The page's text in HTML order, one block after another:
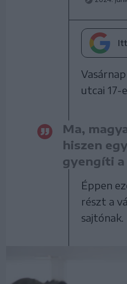
utcai 17-
Ma,
hiszen
gyengíti a
Éppen
részt a
sajtónak.